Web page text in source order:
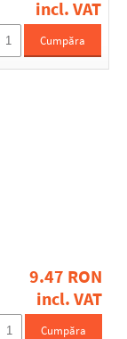
incl. VAT
Cumpăra
9.47 RON
incl. VAT
Cumpăra